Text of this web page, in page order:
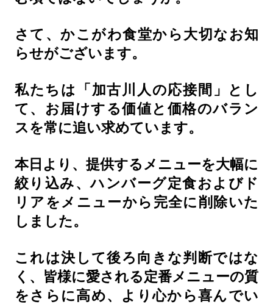
さて、かこがわ食堂から大切なお知
らせがございます。
私たちは「加古川人の応接間」とし
て、お届けする価値と価格のバラン
スを常に追い求めています。
本日より、提供するメニューを大幅に
絞り込み、ハンバーグ定食およびド
リアをメニューから完全に削除いた
しました。
これは決して後ろ向きな判断ではな
く、皆様に愛される定番メニューの質
をさらに高め、より心から喜んでい